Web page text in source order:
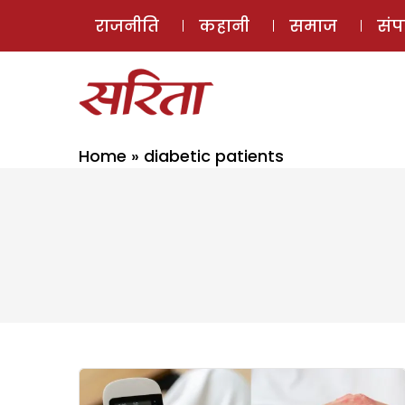
राजनीति कहानी समाज
Home » diabetic patients